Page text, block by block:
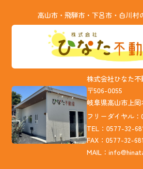
高山市・飛騨市・下呂市・白川村
株式会社ひなた不
〒506-0055
岐阜県高山市上
フリーダイヤル：
TEL：0577-32-
FAX：0577-32-
MAIL：